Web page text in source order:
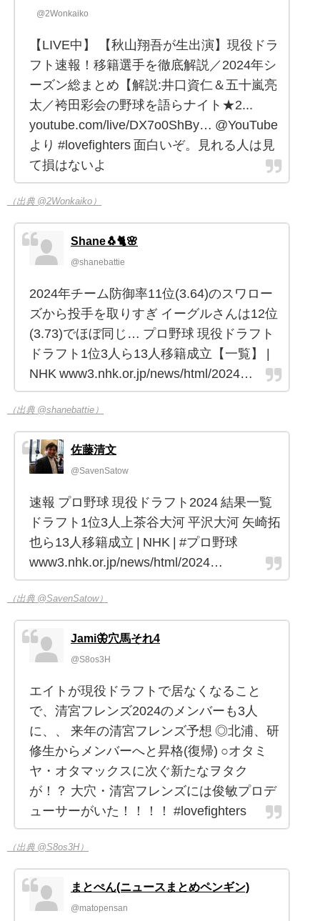
@2Wonkaiko
【LIVE中】 【秋山翔吾が生出演】現役ドラ
フト速報！移籍選手を徹底解説／2024年シ
ーズン総まとめ【解説:井口資仁＆五十嵐亮
太／袴田彩会の野球を語らナイト★2...
youtube.com/live/DX7o0ShBy… @YouTube
より #lovefighters 面白いぞ。見れる人は見
て損はないよ
（出典 @2Wonkaiko）
Shane🐧🐈🌸
@shanebattie
2024年チーム防御率11位(3.64)のスワロー
ズから投手を取りすぎ イーグルさんは12位
(3.73)でほぼ同じ… プロ野球 現役ドラフト
ドラフト1位3人ら13人移籍成立【一覧】 |
NHK www3.nhk.or.jp/news/html/2024…
（出典 @shanebattie）
佐藤清文
@SavenSatow
速報 プロ野球 現役ドラフト2024 結果一覧
ドラフト1位3人上茶谷大河 平沢大河 矢崎拓
也ら13人移籍成立 | NHK | #プロ野球
www3.nhk.or.jp/news/html/2024…
（出典 @SavenSatow）
Jami🦋穴馬それ4
@S8os3H
エイトが現役ドラフトで居なくなること
で、清宮フレンズ2024のメンバーも3人
に、、 来年の清宮フレンズ予想 ◎北浦、研
修生からメンバーへと昇格(復帰) ○オタミ
ヤ・オタマックスに次ぐ新たなヲタク
が！？ 大穴・清宮フレンズには俊敏プロデ
ューサーがいた！！！！ #lovefighters
（出典 @S8os3H）
まとぺん(ニュースまとめペンギン)
@matopensan